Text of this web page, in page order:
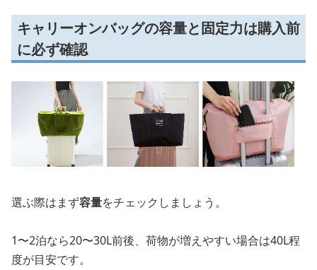
キャリーオンバッグの容量と固定力は購入前
に必ず確認
選ぶ際はまず容量をチェックしましょう。
1〜2泊なら20〜30L前後、荷物が増えやすい場合は40L程
度が目安です。